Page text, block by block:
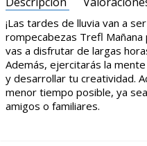
¡Las tardes de lluvia van a
rompecabezas Trefl Mañana
vas a disfrutar de largas
Además, ejercitarás la
y desarrollar tu creatividad.
menor tiempo posible, ya
amigos o familiares.